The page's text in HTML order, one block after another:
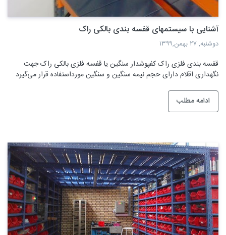
آشنایی با سیستمهای قفسه بندی بالکی راک
دوشنبه, ۲۷ بهمن,۱۳۹۹
قفسه‌ بندی فلزی راک کفپوشدار سنگین یا قفسه فلزی بالکی راک جهت
نگهداری اقلام دارای حجم نیمه سنگین و سنگین مورداستفاده قرار می‌گیرد
ادامه مطلب